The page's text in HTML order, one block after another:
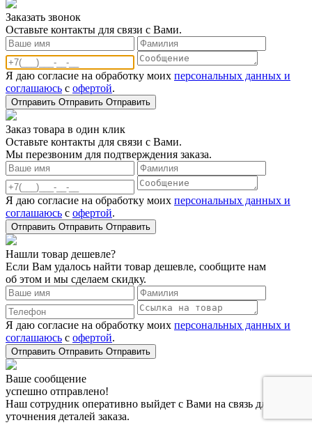
Заказать звонoк
Оставьте контакты для связи с Вами.
Я даю согласие на обработку моих персональных данных и
соглашаюсь с офертой.
Отправить Отправить Отправить
Заказ товара в один клик
Оставьте контакты для связи с Вами.
Мы перезвоним для подтверждения заказа.
Я даю согласие на обработку моих персональных данных и
соглашаюсь с офертой.
Отправить Отправить Отправить
Нашли товар дешевле?
Если Вам удалось найти товар дешевле, сообщите нам
об этом и мы сделаем скидку.
Я даю согласие на обработку моих персональных данных и
соглашаюсь с офертой.
Отправить Отправить Отправить
Ваше сообщение
успешно отправлено!
Наш сотрудник оперативно выйдет с Вами на связь для
уточнения деталей заказа.